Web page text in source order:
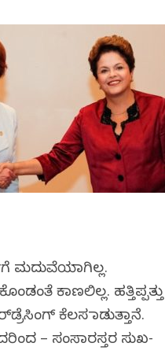
ಮದುವೆಯಾಗಿಲ್ಲ.
ಕಾಣಲಿಲ್ಲ. ಹತ್ತಿಪ್ಪತ್ತು
ಕೆಲಸ ಮಾಡುತ್ತಾನೆ.
– ಸಂಸಾರಸ್ತರ ಸುಖ-